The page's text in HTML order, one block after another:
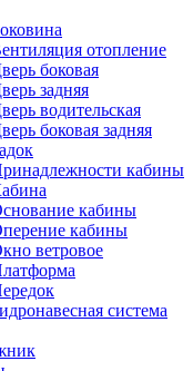
отопление
боковая
задняя
водительская
боковая задняя
кабины
кабины
кабины
ветровое
система